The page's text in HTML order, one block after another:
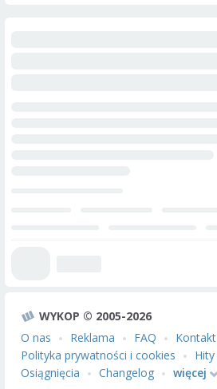
WYKOP © 2005-2026
O nas
Reklama FAQ Kontakt
Polityka prywatności i cookies
Hity
Osiągnięcia
Changelog więcej